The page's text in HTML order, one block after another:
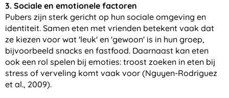
3. Sociale en emotionele factoren
Pubers zijn sterk gericht op hun sociale omgeving en
identiteit. Samen eten met vrienden betekent vaak dat
ze kiezen voor wat 'leuk' en 'gewoon' is in hun groep,
bijvoorbeeld snacks en fastfood. Daarnaast kan eten
ook een rol spelen bij emoties: troost zoeken in eten bij
stress of verveling komt vaak voor (Nguyen-Rodriguez
et al., 2009).